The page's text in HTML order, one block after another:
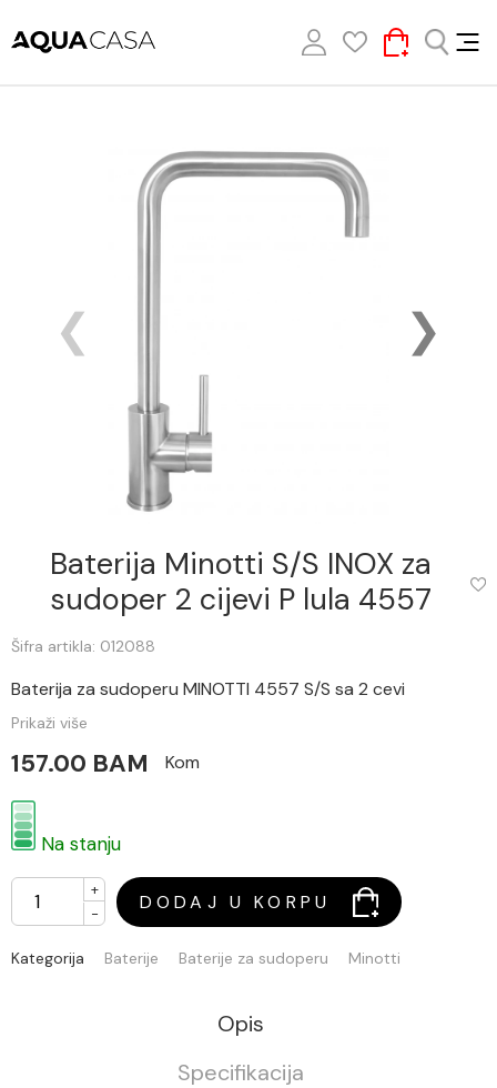
Baterija Minotti S/S INOX za
sudoper 2 cijevi P lula 4557
Šifra artikla: 012088
Baterija za sudoperu MINOTTI 4557 S/S sa 2 cevi
Prikaži više
157.00 BAM Kom
Na stanju
+
-
DODAJ U KORPU
Kategorija Baterije Baterije za sudoperu Minotti
Opis
Specifikacija